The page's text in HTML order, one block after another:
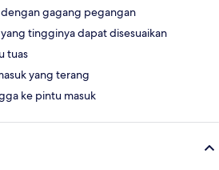
gagang pegangan
tingginya dapat disesuaikan
tuas
yang terang
ke pintu masuk